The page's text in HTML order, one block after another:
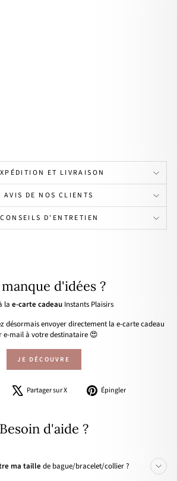
ET LIVRAISON
AVIS DE NOS CLIENTS
D'ENTRETIEN
d'idées ?
la e-carte cadeau Instants Plaisirs
désormais envoyer directement la e-carte cadeau
e-mail à votre destinataire 😍
JE DÉCOUVRE
PartagerPartager sur X
Tweeter Épingler
Besoin d'aide ?
ma taille de bague/bracelet/collier ?